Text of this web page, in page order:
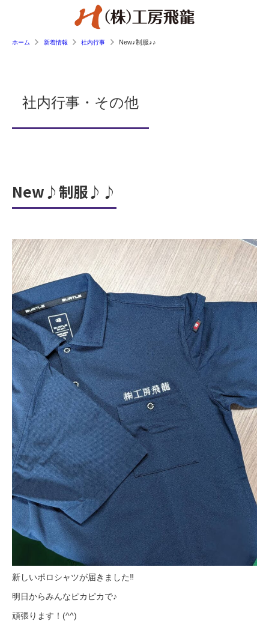
ホーム 新着情報 社内行事 New♪制服♪♪
社内行事・その他
New♪制服♪♪
新しいポロシャツが届きました‼
明日からみんなピカピカで♪
頑張ります！(^^)